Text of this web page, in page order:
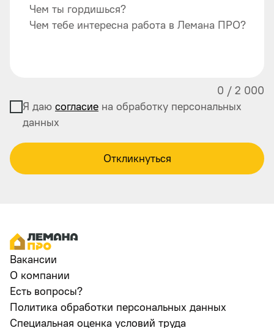
Чем ты гордишься?
Чем тебе интересна работа в Лемана ПРО?
0 / 2 000
Я даю согласие на обработку персональных
данных
Откликнуться
Вакансии
О компании
Есть вопросы?
Политика обработки персональных данных
Специальная оценка условий труда